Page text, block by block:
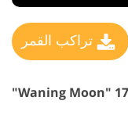
تراكب القمر